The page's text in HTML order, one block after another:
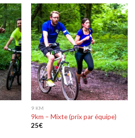
9 KM
9km – Mixte (prix par équipe)
25€